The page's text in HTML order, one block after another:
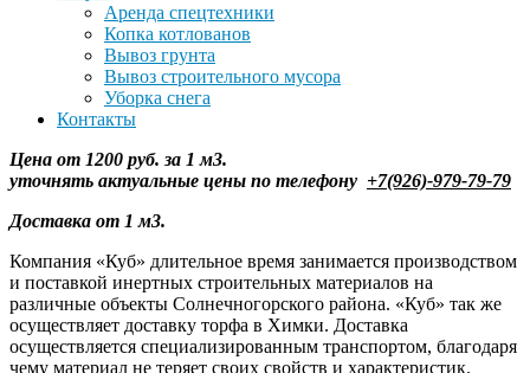
Аренда спецтехники
Копка котлованов
Вывоз грунта
Вывоз строительного мусора
Уборка снега
Контакты
Цена от 1200 руб. за 1 м3.
уточнять актуальные цены по телефону +7(926)-979-79-79
Доставка от 1 м3.
Компания «Куб» длительное время занимается производством
и поставкой инертных строительных материалов на
различные объекты Солнечногорского района. «Куб» так же
осуществляет доставку торфа в Химки. Доставка
осуществляется специализированным транспортом, благодаря
чему материал не теряет своих свойств и характеристик.